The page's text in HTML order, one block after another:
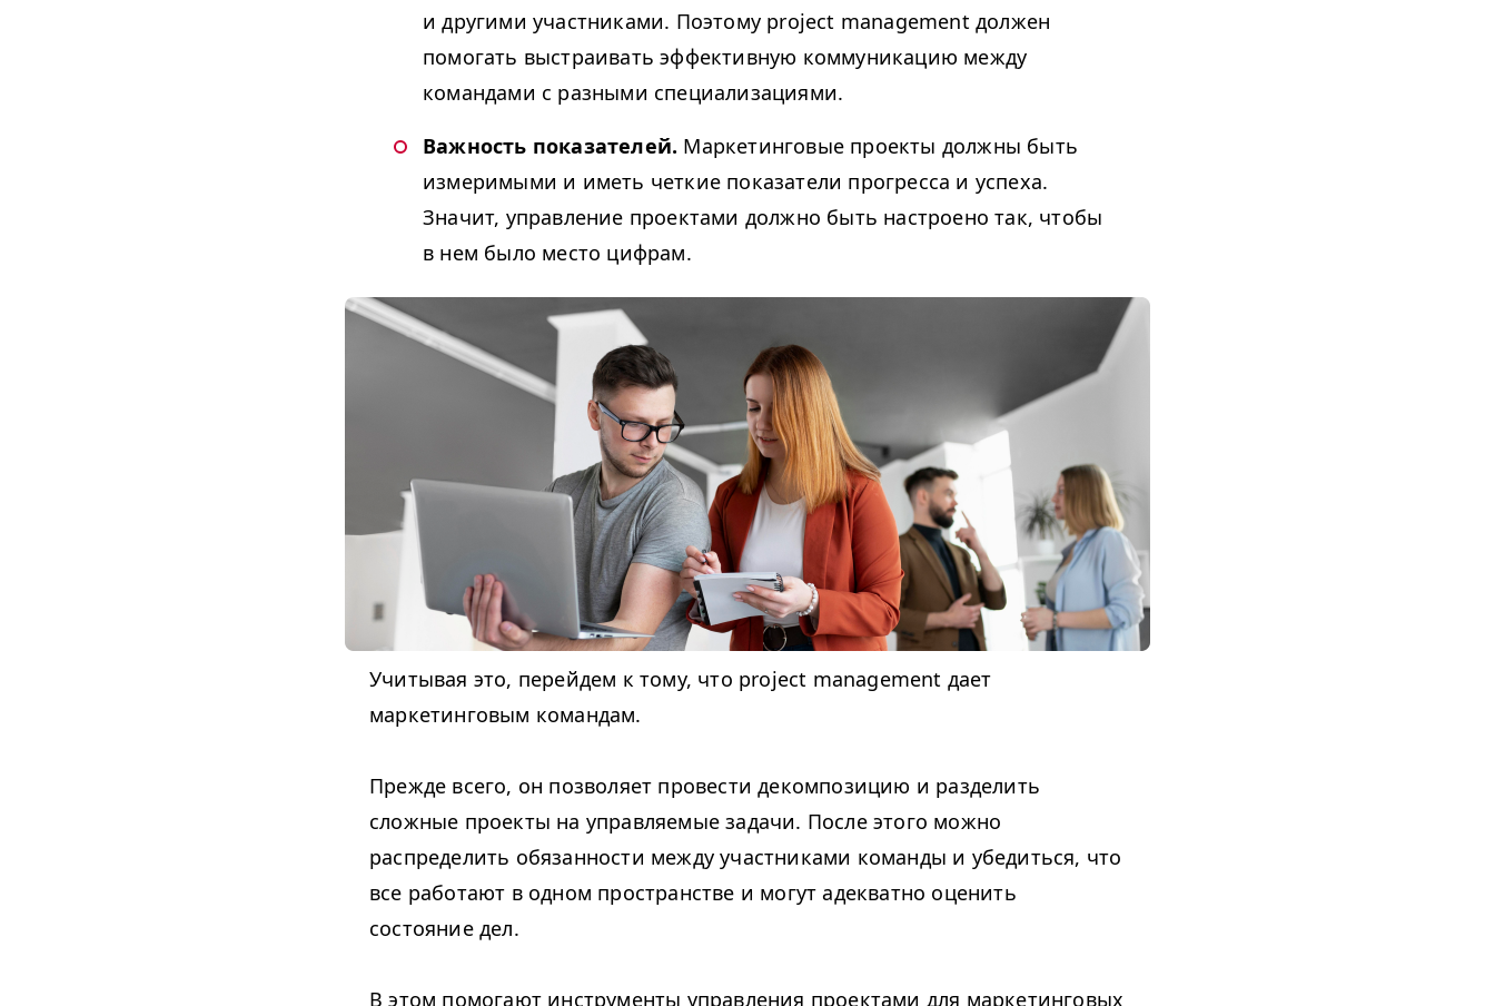
и другими участниками. Поэтому project management должен
помогать выстраивать эффективную коммуникацию между
командами с разными специализациями.
Важность показателей. Маркетинговые проекты должны быть
измеримыми и иметь четкие показатели прогресса и успеха.
Значит, управление проектами должно быть настроено так, чтобы
в нем было место цифрам.
Учитывая это, перейдем к тому, что project management дает
маркетинговым командам.
Прежде всего, он позволяет провести декомпозицию и разделить
сложные проекты на управляемые задачи. После этого можно
распределить обязанности между участниками команды и убедиться, что
все работают в одном пространстве и могут адекватно оценить
состояние дел.
В этом помогают инструменты управления проектами для маркетинговых